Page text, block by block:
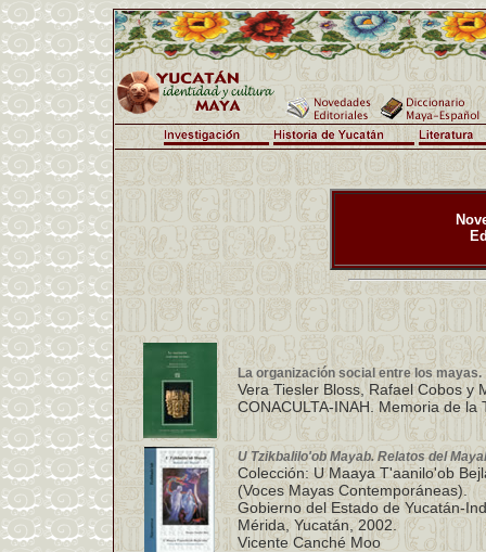
La organización social entre los mayas.
Vera Tiesler Bloss, Rafael Cobos y
CONACULTA-INAH. Memoria de
U Tzikbalilo'ob Mayab. Relatos del
Colección: U Maaya T'aanilo'ob
(Voces Mayas Contemporáneas).
Gobierno del Estado de Yucatán-
Mérida, Yucatán, 2002.
Vicente Canché Moo